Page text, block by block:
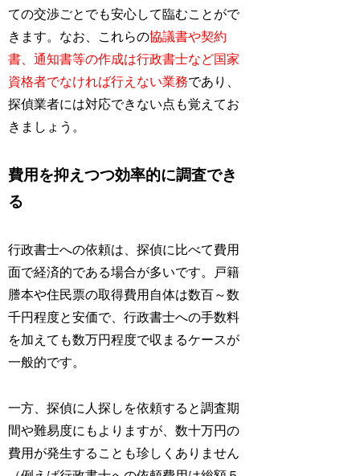
ての交渉ごとでも安心して臨むことがで
きます。なお、これらの協議書や契約
書、通知書等の作成は行政書士など国家
資格者でなければ行えない業務であり、
探偵業者には対応できない点も覚えてお
きましょう。
費用を抑えつつ効率的に調査でき
る
行政書士への依頼は、探偵に比べて費用
面で経済的である場合が多いです。戸籍
謄本や住民票の取得費用自体は数百～数
千円程度と安価で、行政書士への手数料
を加えても数万円程度で収まるケースが
一般的です。
一方、探偵に人探しを依頼すると調査期
間や難易度にもよりますが、数十万円の
費用が発生することも珍しくありません